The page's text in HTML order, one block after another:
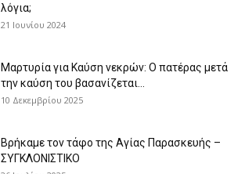
λόγια;
21 Ιουνίου 2024
Μαρτυρία για Καύση νεκρών: Ο πατέρας μετά
την καύση του βασανίζεται...
10 Δεκεμβρίου 2025
Βρήκαμε τον τάφο της Αγίας Παρασκευής –
ΣΥΓΚΛΟΝΙΣΤΙΚΟ